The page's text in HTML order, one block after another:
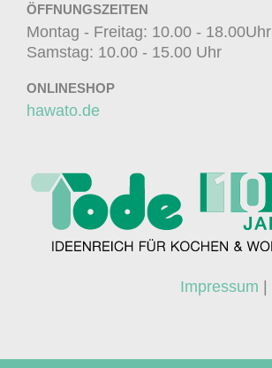
ÖFFNUNGSZEITEN
Montag - Freitag: 10.00 - 18.00Uhr
Samstag: 10.00 - 15.00 Uhr
ONLINESHOP
hawato.de
Impressum |